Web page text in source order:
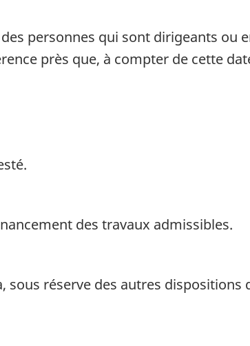
personnes qui sont dirigeants ou
près que, à compter de cette
des travaux admissibles.
sous réserve des autres dispositions